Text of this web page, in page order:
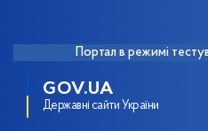
Портал в режимі
GOV.UA
Державні сайти України